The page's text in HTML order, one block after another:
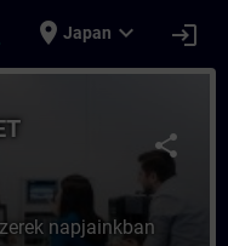
place Japan expand_more login
PROFINET
share
napjainkban